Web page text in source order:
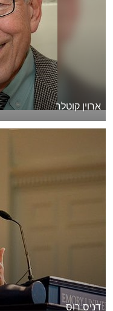
ארוין קוטלר
דניס רוס